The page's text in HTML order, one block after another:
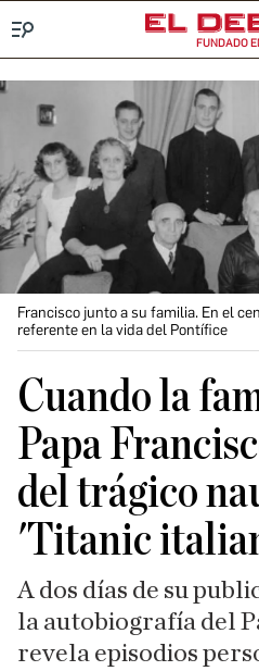
FUNDADO
Francisco junto a su familia. En el
referente en la vida del Pontífice
Cuando la
Papa
del trágico
'Titanic
A dos días de su
la autobiografía del
revela episodios